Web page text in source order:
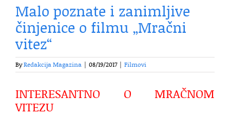
Malo poznate i zanimljive
činjenice o filmu „Mračni
vitez“
ByRedakcija Magazina 08/19/2017 Filmovi
INTERESANTNO O MRAČNOM
VITEZU